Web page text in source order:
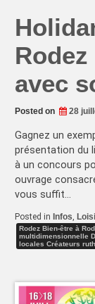
avec
Posted on 28
Gagnez un
présentation du
à un concours
ouvrage
vous suffit…
Posted in Infos,
Rodez Bien-être à
multidimensionnelle
locales Créateurs